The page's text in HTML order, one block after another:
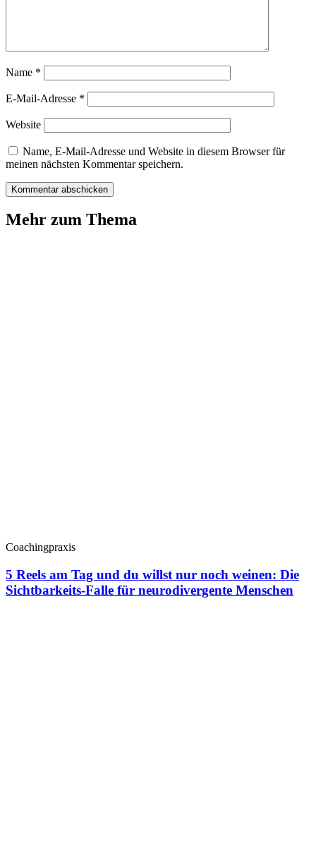
Name *
E-Mail-Adresse *
Website
Name, E-Mail-Adresse und Website in diesem Browser für
meinen nächsten Kommentar speichern.
Mehr zum Thema
Coachingpraxis
5 Reels am Tag und du willst nur noch weinen: Die
Sichtbarkeits-Falle für neurodivergente Menschen